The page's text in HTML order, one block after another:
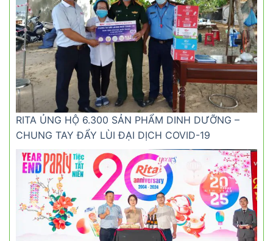
RITA ỦNG HỘ 6.300 SẢN PHẨM DINH DƯỠNG –
CHUNG TAY ĐẨY LÙI ĐẠI DỊCH COVID-19